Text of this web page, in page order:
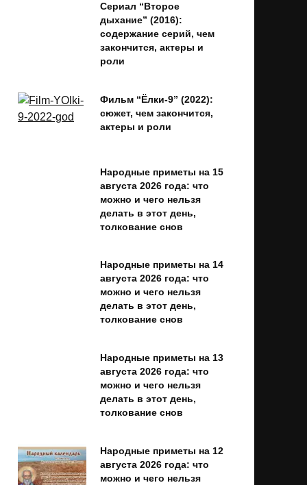
Сериал “Второе
дыхание” (2016):
содержание серий, чем
закончится, актеры и
роли
Фильм “Ёлки-9” (2022):
сюжет, чем закончится,
актеры и роли
Народные приметы на 15
августа 2026 года: что
можно и чего нельзя
делать в этот день,
толкование снов
Народные приметы на 14
августа 2026 года: что
можно и чего нельзя
делать в этот день,
толкование снов
Народные приметы на 13
августа 2026 года: что
можно и чего нельзя
делать в этот день,
толкование снов
Народные приметы на 12
августа 2026 года: что
можно и чего нельзя